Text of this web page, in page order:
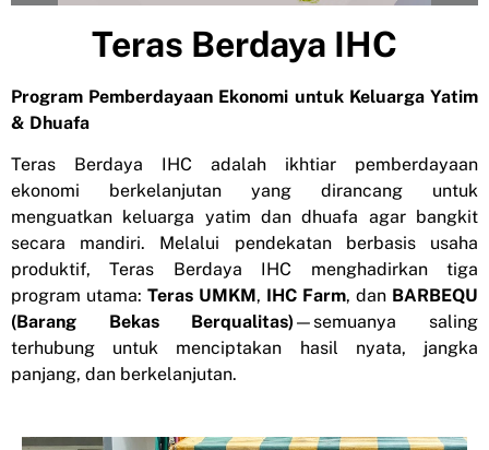
Teras Berdaya IHC
Program Pemberdayaan Ekonomi untuk Keluarga Yatim
& Dhuafa
Teras Berdaya IHC adalah ikhtiar pemberdayaan
ekonomi berkelanjutan yang dirancang untuk
menguatkan keluarga yatim dan dhuafa agar bangkit
secara mandiri. Melalui pendekatan berbasis usaha
produktif, Teras Berdaya IHC menghadirkan tiga
program utama: Teras UMKM, IHC Farm, dan BARBEQU
(Barang Bekas Berqualitas) —semuanya saling
terhubung untuk menciptakan hasil nyata, jangka
panjang, dan berkelanjutan.